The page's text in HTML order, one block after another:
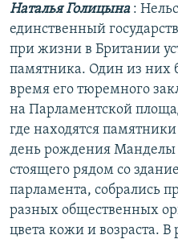
Наталья Голицына :
единственный
при жизни в Британии
памятника. Один из них
время его тюремного
на Парламентской
где находятся
день рождения Манделы
стоящего рядом со
парламента, собрались
разных общественных
цвета кожи и возраста.